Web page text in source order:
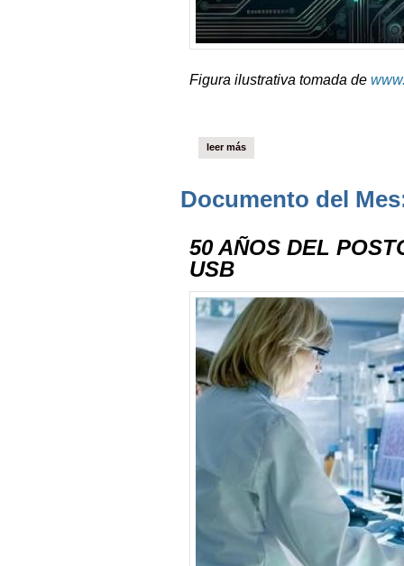
Figura ilustrativa tomada de
leer más
Documento del
50 AÑOS DEL
USB